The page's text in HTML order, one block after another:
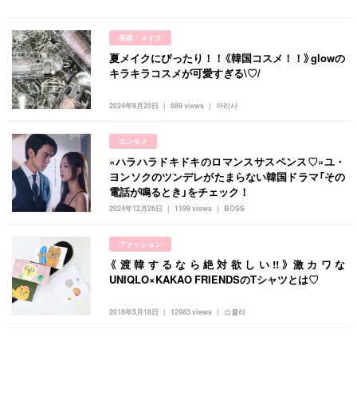
美容・メイク
2024年9月25日 아리사
689 views
夏メイクにぴったり！！《韓国コスメ！！》glowの
キラキラコスメが可愛すぎる\♡/
エンタメ
2024年12月26日 BOSS
1199 views
«ハラハラドキドキのロマンスサスペンス♡»ユ・
ヨンソクのツンデレがたまらない韓国ドラマ「その
電話が鳴るとき」をチェック！
ファッション
2018年5月18日 쇼콜라
12983 views
《渡韓するなら絶対欲しい!!》激カワな
UNIQLO×KAKAO FRIENDSのTシャツとは♡